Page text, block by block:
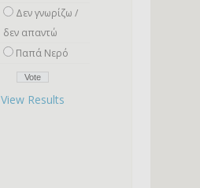
Δεν γνωρίζω /
δεν απαντώ
Παπά Νερό
View Results